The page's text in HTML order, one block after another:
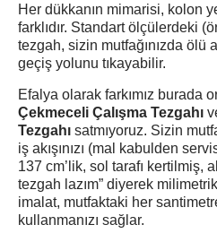
Her dükkanın mimarisi, kolon
farklıdır. Standart ölçülerdeki
tezgah, sizin mutfağınızda ölü
geçiş yolunu tıkayabilir.
Efalya olarak farkımız burada
Çekmeceli Çalışma Tezgahı
Tezgahı satmıyoruz. Sizin
iş akışınızı (mal kabulden
137 cm’lik, sol tarafı kertilmiş,
tezgah lazım” diyerek
imalat, mutfaktaki her
kullanmanızı sağlar.